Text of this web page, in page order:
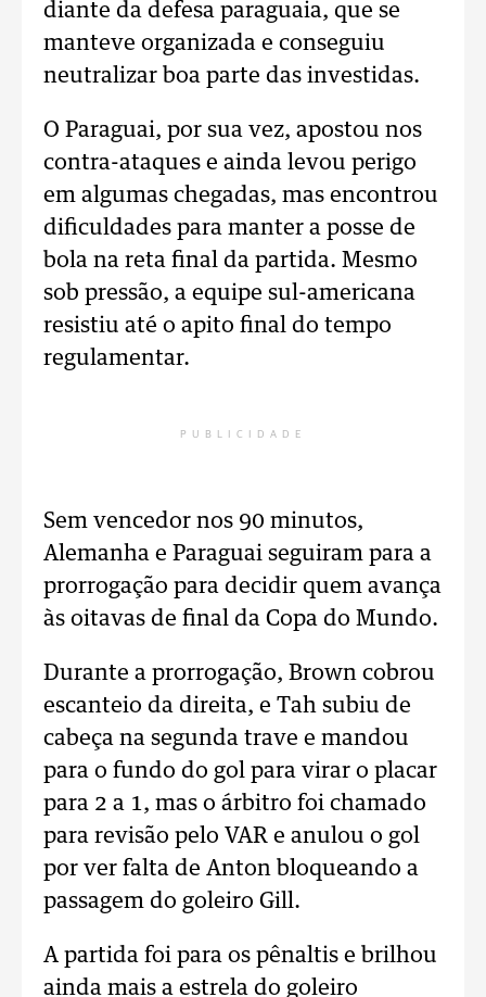
diante da defesa paraguaia, que se
manteve organizada e conseguiu
neutralizar boa parte das investidas.
O Paraguai, por sua vez, apostou nos
contra-ataques e ainda levou perigo
em algumas chegadas, mas encontrou
dificuldades para manter a posse de
bola na reta final da partida. Mesmo
sob pressão, a equipe sul-americana
resistiu até o apito final do tempo
regulamentar.
PUBLICIDADE
Sem vencedor nos 90 minutos,
Alemanha e Paraguai seguiram para a
prorrogação para decidir quem avança
às oitavas de final da Copa do Mundo.
Durante a prorrogação, Brown cobrou
escanteio da direita, e Tah subiu de
cabeça na segunda trave e mandou
para o fundo do gol para virar o placar
para 2 a 1, mas o árbitro foi chamado
para revisão pelo VAR e anulou o gol
por ver falta de Anton bloqueando a
passagem do goleiro Gill.
A partida foi para os pênaltis e brilhou
ainda mais a estrela do goleiro